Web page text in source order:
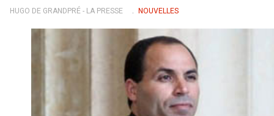
HUGO DE GRANDPRÉ - LA PRESSE NOUVELLES